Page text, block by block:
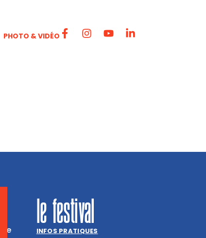
PHOTO & VIDÉO
le festival
INFOS PRATIQUES